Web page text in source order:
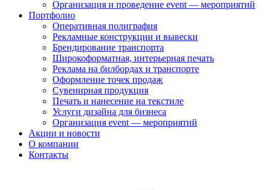
Организация и проведение event — мероприятий
Портфолио
Оперативная полиграфия
Рекламные конструкции и вывески
Брендирование транспорта
Широкоформатная, интерьерная печать
Реклама на билбордах и транспорте
Оформление точек продаж
Сувенирная продукция
Печать и нанесение на текстиле
Услуги дизайна для бизнеса
Организация event — мероприятий
Акции и новости
О компании
Контакты